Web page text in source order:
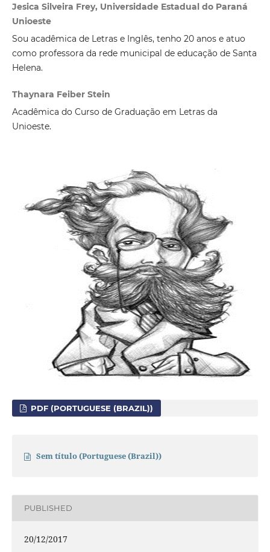
Jesica Silveira Frey, Universidade Estadual do Paraná
Unioeste
Sou acadêmica de Letras e Inglês, tenho 20 anos e atuo
como professora da rede municipal de educação de Santa
Helena.
Thaynara Feiber Stein
Acadêmica do Curso de Graduação em Letras da
Unioeste.
PDF (PORTUGUESE (BRAZIL))
Sem título (Portuguese (Brazil))
PUBLISHED
20/12/2017